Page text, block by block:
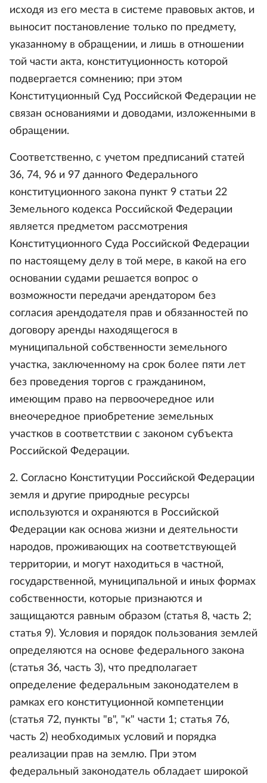
исходя из его места в системе правовых актов, и
выносит постановление только по предмету,
указанному в обращении, и лишь в отношении
той части акта, конституционность которой
подвергается сомнению; при этом
Конституционный Суд Российской Федерации не
связан основаниями и доводами, изложенными в
обращении.
Соответственно, с учетом предписаний статей
36, 74, 96 и 97 данного Федерального
конституционного закона пункт 9 статьи 22
Земельного кодекса Российской Федерации
является предметом рассмотрения
Конституционного Суда Российской Федерации
по настоящему делу в той мере, в какой на его
основании судами решается вопрос о
возможности передачи арендатором без
согласия арендодателя прав и обязанностей по
договору аренды находящегося в
муниципальной собственности земельного
участка, заключенному на срок более пяти лет
без проведения торгов с гражданином,
имеющим право на первоочередное или
внеочередное приобретение земельных
участков в соответствии с законом субъекта
Российской Федерации.
2. Согласно Конституции Российской Федерации
земля и другие природные ресурсы
используются и охраняются в Российской
Федерации как основа жизни и деятельности
народов, проживающих на соответствующей
территории, и могут находиться в частной,
государственной, муниципальной и иных формах
собственности, которые признаются и
защищаются равным образом (статья 8, часть 2;
статья 9). Условия и порядок пользования землей
определяются на основе федерального закона
(статья 36, часть 3), что предполагает
определение федеральным законодателем в
рамках его конституционной компетенции
(статья 72, пункты "в", "к" части 1; статья 76,
часть 2) необходимых условий и порядка
реализации прав на землю. При этом
федеральный законодатель обладает широкой